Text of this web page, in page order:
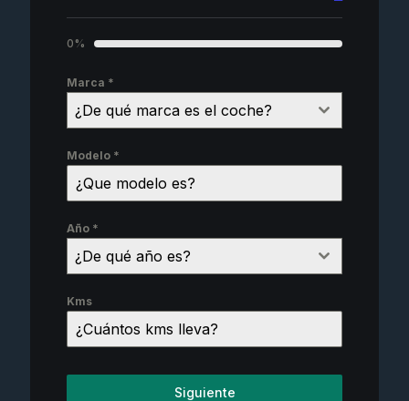
0%
Marca *
¿De qué marca es el coche?
Modelo *
Año *
¿De qué año es?
Kms
Siguiente